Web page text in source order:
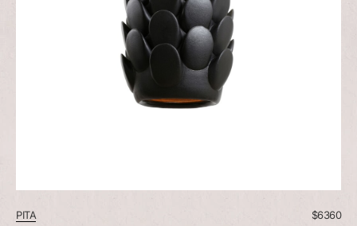
PITA $6360